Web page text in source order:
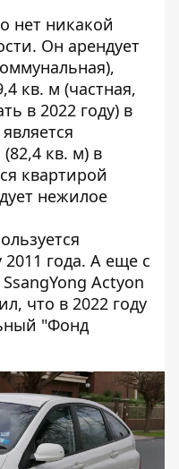
нет никакой
Он арендует
кв. м (частная,
в 2022 году) в
кв. м) в
квартирой
нежилое
года. А еще с
Actyon
что в 2022 году
"Фонд